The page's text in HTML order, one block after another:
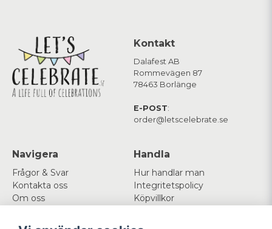
Kontakt
Dalafest AB
Rommevägen 87
78463 Borlänge
E-POST:
order@letscelebrate.se
Navigera
Frågor & Svar
Kontakta oss
Om oss
Handla
Hur handlar man
Integritetspolicy
Köpvillkor